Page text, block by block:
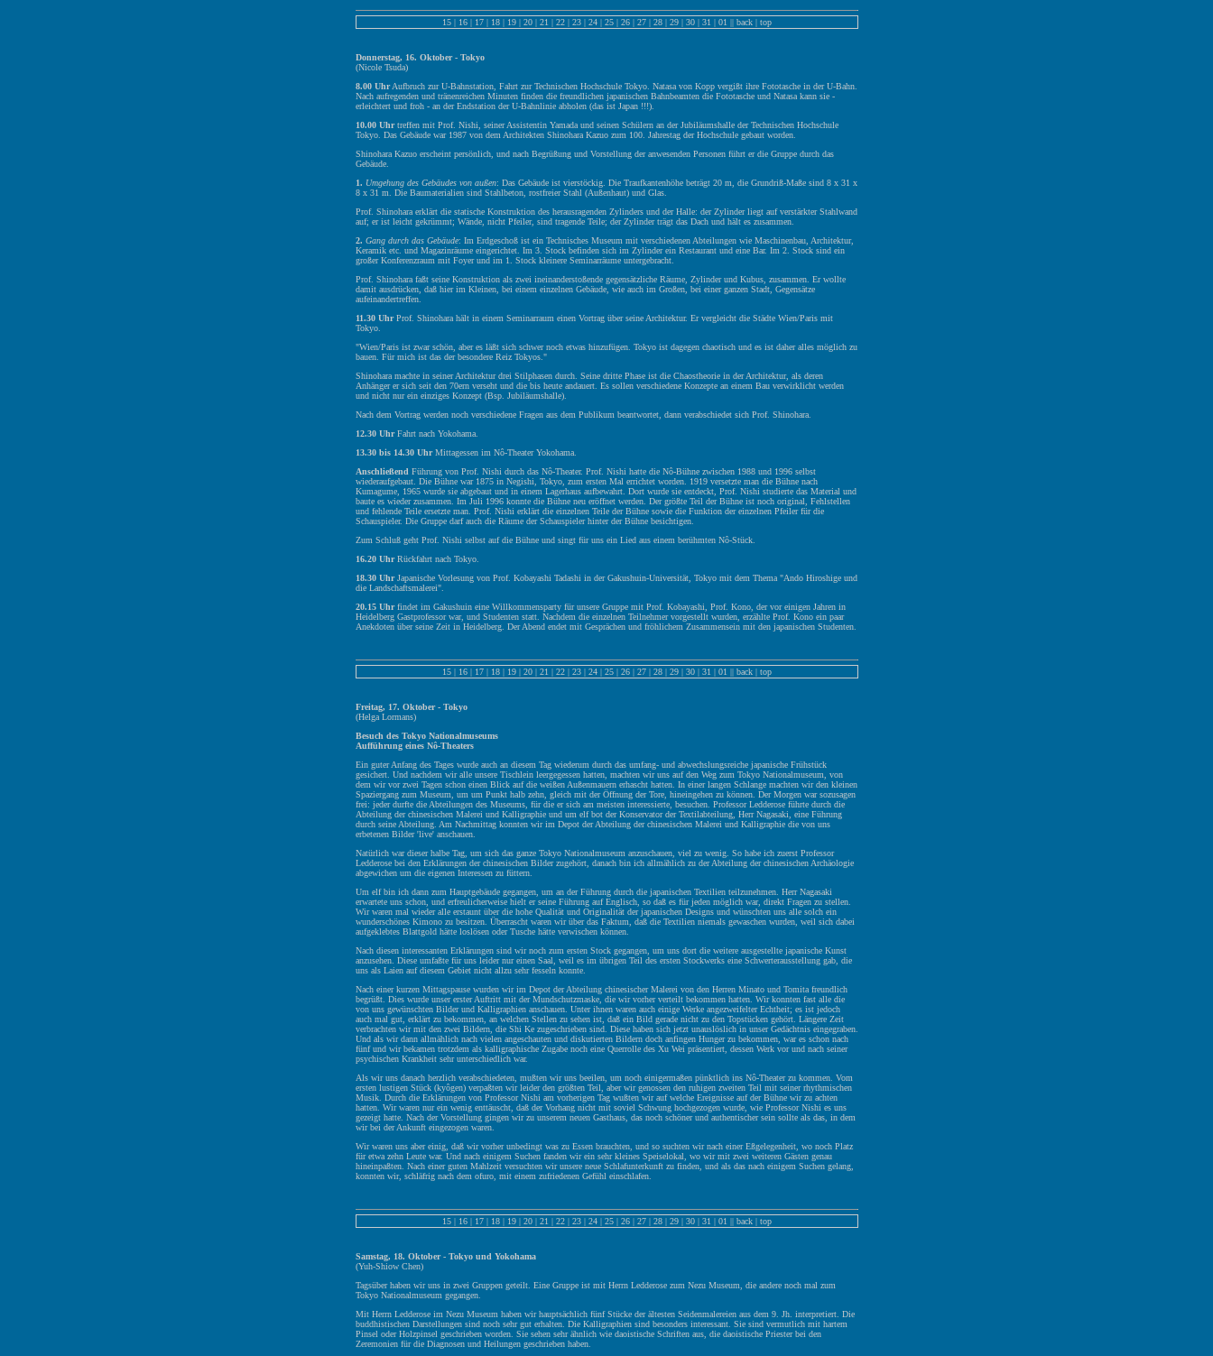
15 | 16 | 17 | 18 | 19 | 20 | 21 | 22 | 23 | 24 | 25 | 26 | 27 | 28 | 29 | 30 | 31 | 01 || back | top
Donnerstag, 16. Oktober - Tokyo
(Nicole Tsuda)
8.00 UhrAufbruch zur U-Bahnstation, Fahrt zur Technischen Hochschule Tokyo. Natasa von Kopp vergißt ihre Fototasche in der U-Bahn.
Nach aufregenden und tränenreichen Minuten finden die freundlichen japanischen Bahnbeamten die Fototasche und Natasa kann sie -
erleichtert und froh - an der Endstation der U-Bahnlinie abholen (das ist Japan !!!).
10.00 Uhrtreffen mit Prof. Nishi, seiner Assistentin Yamada und seinen Schülern an der Jubiläumshalle der Technischen Hochschule
Tokyo. Das Gebäude war 1987 von dem Architekten Shinohara Kazuo zum 100. Jahrestag der Hochschule gebaut worden.
Shinohara Kazuo erscheint persönlich, und nach Begrüßung und Vorstellung der anwesenden Personen führt er die Gruppe durch das
Gebäude.
1. Umgehung des Gebäudes von außen: Das Gebäude ist vierstöckig. Die Traufkantenhöhe beträgt 20 m, die Grundriß-Maße sind 8 x 31 x
8 x 31 m. Die Baumaterialien sind Stahlbeton, rostfreier Stahl (Außenhaut) und Glas.
Prof. Shinohara erklärt die statische Konstruktion des herausragenden Zylinders und der Halle: der Zylinder liegt auf verstärkter Stahlwand
auf; er ist leicht gekrümmt; Wände, nicht Pfeiler, sind tragende Teile; der Zylinder trägt das Dach und hält es zusammen.
2. Gang durch das Gebäude: Im Erdgeschoß ist ein Technisches Museum mit verschiedenen Abteilungen wie Maschinenbau, Architektur,
Keramik etc. und Magazinräume eingerichtet. Im 3. Stock befinden sich im Zylinder ein Restaurant und eine Bar. Im 2. Stock sind ein
großer Konferenzraum mit Foyer und im 1. Stock kleinere Seminarräume untergebracht.
Prof. Shinohara faßt seine Konstruktion als zwei ineinanderstoßende gegensätzliche Räume, Zylinder und Kubus, zusammen. Er wollte
damit ausdrücken, daß hier im Kleinen, bei einem einzelnen Gebäude, wie auch im Großen, bei einer ganzen Stadt, Gegensätze
aufeinandertreffen.
11.30 UhrProf. Shinohara hält in einem Seminarraum einen Vortrag über seine Architektur. Er vergleicht die Städte Wien/Paris mit
Tokyo.
"Wien/Paris ist zwar schön, aber es läßt sich schwer noch etwas hinzufügen. Tokyo ist dagegen chaotisch und es ist daher alles möglich zu
bauen. Für mich ist das der besondere Reiz Tokyos."
Shinohara machte in seiner Architektur drei Stilphasen durch. Seine dritte Phase ist die Chaostheorie in der Architektur, als deren
Anhänger er sich seit den 70ern verseht und die bis heute andauert. Es sollen verschiedene Konzepte an einem Bau verwirklicht werden
und nicht nur ein einziges Konzept (Bsp. Jubiläumshalle).
Nach dem Vortrag werden noch verschiedene Fragen aus dem Publikum beantwortet, dann verabschiedet sich Prof. Shinohara.
12.30 UhrFahrt nach Yokohama.
13.30 bis 14.30 UhrMittagessen im Nô-Theater Yokohama.
Anschließend Führung von Prof. Nishi durch das Nô-Theater. Prof. Nishi hatte die Nô-Bühne zwischen 1988 und 1996 selbst
wiederaufgebaut. Die Bühne war 1875 in Negishi, Tokyo, zum ersten Mal errichtet worden. 1919 versetzte man die Bühne nach
Kumagume, 1965 wurde sie abgebaut und in einem Lagerhaus aufbewahrt. Dort wurde sie entdeckt, Prof. Nishi studierte das Material und
baute es wieder zusammen. Im Juli 1996 konnte die Bühne neu eröffnet werden. Der größte Teil der Bühne ist noch original, Fehlstellen
und fehlende Teile ersetzte man. Prof. Nishi erklärt die einzelnen Teile der Bühne sowie die Funktion der einzelnen Pfeiler für die
Schauspieler. Die Gruppe darf auch die Räume der Schauspieler hinter der Bühne besichtigen.
Zum Schluß geht Prof. Nishi selbst auf die Bühne und singt für uns ein Lied aus einem berühmten Nô-Stück.
16.20 UhrRückfahrt nach Tokyo.
18.30 UhrJapanische Vorlesung von Prof. Kobayashi Tadashi in der Gakushuin-Universität, Tokyo mit dem Thema "Ando Hiroshige und
die Landschaftsmalerei".
20.15 Uhrfindet im Gakushuin eine Willkommensparty für unsere Gruppe mit Prof. Kobayashi, Prof. Kono, der vor einigen Jahren in
Heidelberg Gastprofessor war, und Studenten statt. Nachdem die einzelnen Teilnehmer vorgestellt wurden, erzählte Prof. Kono ein paar
Anekdoten über seine Zeit in Heidelberg. Der Abend endet mit Gesprächen und fröhlichem Zusammensein mit den japanischen Studenten.
15 | 16 | 17 | 18 | 19 | 20 | 21 | 22 | 23 | 24 | 25 | 26 | 27 | 28 | 29 | 30 | 31 | 01 || back | top
Freitag, 17. Oktober - Tokyo
(Helga Lormans)
Besuch des Tokyo Nationalmuseums
Aufführung eines Nô-Theaters
Ein guter Anfang des Tages wurde auch an diesem Tag wiederum durch das umfang- und abwechslungsreiche japanische Frühstück
gesichert. Und nachdem wir alle unsere Tischlein leergegessen hatten, machten wir uns auf den Weg zum Tokyo Nationalmuseum, von
dem wir vor zwei Tagen schon einen Blick auf die weißen Außenmauern erhascht hatten. In einer langen Schlange machten wir den kleinen
Spaziergang zum Museum, um um Punkt halb zehn, gleich mit der Öffnung der Tore, hineingehen zu können. Der Morgen war sozusagen
frei: jeder durfte die Abteilungen des Museums, für die er sich am meisten interessierte, besuchen. Professor Ledderose führte durch die
Abteilung der chinesischen Malerei und Kalligraphie und um elf bot der Konservator der Textilabteilung, Herr Nagasaki, eine Führung
durch seine Abteilung. Am Nachmittag konnten wir im Depot der Abteilung der chinesischen Malerei und Kalligraphie die von uns
erbetenen Bilder 'live' anschauen.
Natürlich war dieser halbe Tag, um sich das ganze Tokyo Nationalmuseum anzuschauen, viel zu wenig. So habe ich zuerst Professor
Ledderose bei den Erklärungen der chinesischen Bilder zugehört, danach bin ich allmählich zu der Abteilung der chinesischen Archäologie
abgewichen um die eigenen Interessen zu füttern.
Um elf bin ich dann zum Hauptgebäude gegangen, um an der Führung durch die japanischen Textilien teilzunehmen. Herr Nagasaki
erwartete uns schon, und erfreulicherweise hielt er seine Führung auf Englisch, so daß es für jeden möglich war, direkt Fragen zu stellen.
Wir waren mal wieder alle erstaunt über die hohe Qualität und Originalität der japanischen Designs und wünschten uns alle solch ein
wunderschönes Kimono zu besitzen. Überrascht waren wir über das Faktum, daß die Textilien niemals gewaschen wurden, weil sich dabei
aufgeklebtes Blattgold hätte loslösen oder Tusche hätte verwischen können.
Nach diesen interessanten Erklärungen sind wir noch zum ersten Stock gegangen, um uns dort die weitere ausgestellte japanische Kunst
anzusehen. Diese umfaßte für uns leider nur einen Saal, weil es im übrigen Teil des ersten Stockwerks eine Schwerterausstellung gab, die
uns als Laien auf diesem Gebiet nicht allzu sehr fesseln konnte.
Nach einer kurzen Mittagspause wurden wir im Depot der Abteilung chinesischer Malerei von den Herren Minato und Tomita freundlich
begrüßt. Dies wurde unser erster Auftritt mit der Mundschutzmaske, die wir vorher verteilt bekommen hatten. Wir konnten fast alle die
von uns gewünschten Bilder und Kalligraphien anschauen. Unter ihnen waren auch einige Werke angezweifelter Echtheit; es ist jedoch
auch mal gut, erklärt zu bekommen, an welchen Stellen zu sehen ist, daß ein Bild gerade nicht zu den Topstücken gehört. Längere Zeit
verbrachten wir mit den zwei Bildern, die Shi Ke zugeschrieben sind. Diese haben sich jetzt unauslöslich in unser Gedächtnis eingegraben.
Und als wir dann allmählich nach vielen angeschauten und diskutierten Bildern doch anfingen Hunger zu bekommen, war es schon nach
fünf und wir bekamen trotzdem als kalligraphische Zugabe noch eine Querrolle des Xu Wei präsentiert, dessen Werk vor und nach seiner
psychischen Krankheit sehr unterschiedlich war.
Als wir uns danach herzlich verabschiedeten, mußten wir uns beeilen, um noch einigermaßen pünktlich ins Nô-Theater zu kommen. Vom
ersten lustigen Stück (kyôgen) verpaßten wir leider den größten Teil, aber wir genossen den ruhigen zweiten Teil mit seiner rhythmischen
Musik. Durch die Erklärungen von Professor Nishi am vorherigen Tag wußten wir auf welche Ereignisse auf der Bühne wir zu achten
hatten. Wir waren nur ein wenig enttäuscht, daß der Vorhang nicht mit soviel Schwung hochgezogen wurde, wie Professor Nishi es uns
gezeigt hatte. Nach der Vorstellung gingen wir zu unserem neuen Gasthaus, das noch schöner und authentischer sein sollte als das, in dem
wir bei der Ankunft eingezogen waren.
Wir waren uns aber einig, daß wir vorher unbedingt was zu Essen brauchten, und so suchten wir nach einer Eßgelegenheit, wo noch Platz
für etwa zehn Leute war. Und nach einigem Suchen fanden wir ein sehr kleines Speiselokal, wo wir mit zwei weiteren Gästen genau
hineinpaßten. Nach einer guten Mahlzeit versuchten wir unsere neue Schlafunterkunft zu finden, und als das nach einigem Suchen gelang,
konnten wir, schläfrig nach dem ofuro, mit einem zufriedenen Gefühl einschlafen.
15 | 16 | 17 | 18 | 19 | 20 | 21 | 22 | 23 | 24 | 25 | 26 | 27 | 28 | 29 | 30 | 31 | 01 || back | top
Samstag, 18. Oktober - Tokyo und Yokohama
(Yuh-Shiow Chen)
Tagsüber haben wir uns in zwei Gruppen geteilt. Eine Gruppe ist mit Herrn Ledderose zum Nezu Museum, die andere noch mal zum
Tokyo Nationalmuseum gegangen.
Mit Herrn Ledderose im Nezu Museum haben wir hauptsächlich fünf Stücke der ältesten Seidenmalereien aus dem 9. Jh. interpretiert. Die
buddhistischen Darstellungen sind noch sehr gut erhalten. Die Kalligraphien sind besonders interessant. Sie sind vermutlich mit hartem
Pinsel oder Holzpinsel geschrieben worden. Sie sehen sehr ähnlich wie daoistische Schriften aus, die daoistische Priester bei den
Zeremonien für die Diagnosen und Heilungen geschrieben haben.